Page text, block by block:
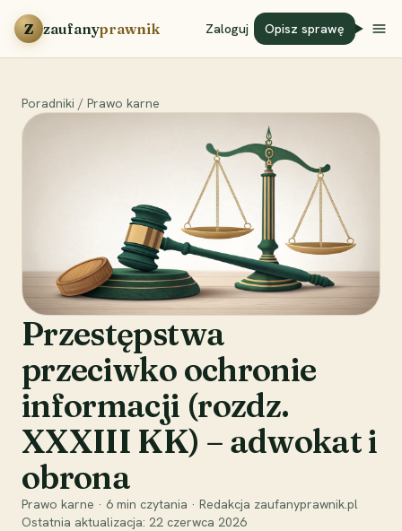
Przejdź do treści
Z zaufanyprawnik Zaloguj Opisz sprawę
Poradniki / Prawo karne
Przestępstwa
przeciwko ochronie
informacji (rozdz.
XXXIII KK) – adwokat i
obrona
Prawo karne · 6 min czytania · Redakcja zaufanyprawnik.pl
Ostatnia aktualizacja: 22 czerwca 2026